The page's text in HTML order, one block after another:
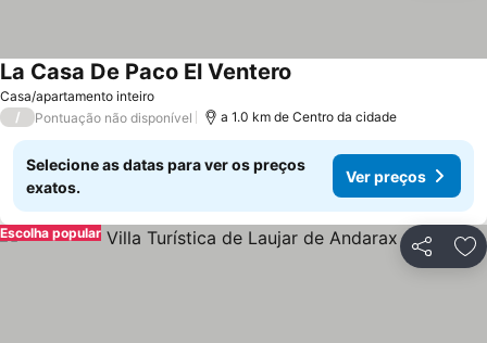
Casa/apartamento inteiro
La Casa De Paco El Ventero
/ Pontuação não disponível a 1.0 km de Centro da cidade
Selecione as datas para ver os preços
exatos.
Ver preços
Partilhar
Escolha popular